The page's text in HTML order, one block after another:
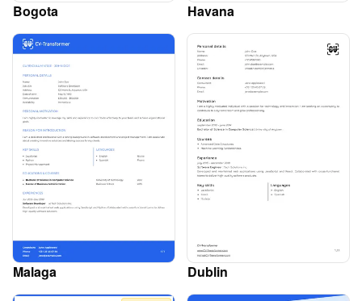
Bogota Havana
Malaga
Dublin